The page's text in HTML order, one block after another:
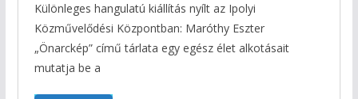
Különleges hangulatú kiállítás nyílt az Ipolyi
Közművelődési Központban: Maróthy Eszter
„Önarckép” című tárlata egy egész élet alkotásait
mutatja be a